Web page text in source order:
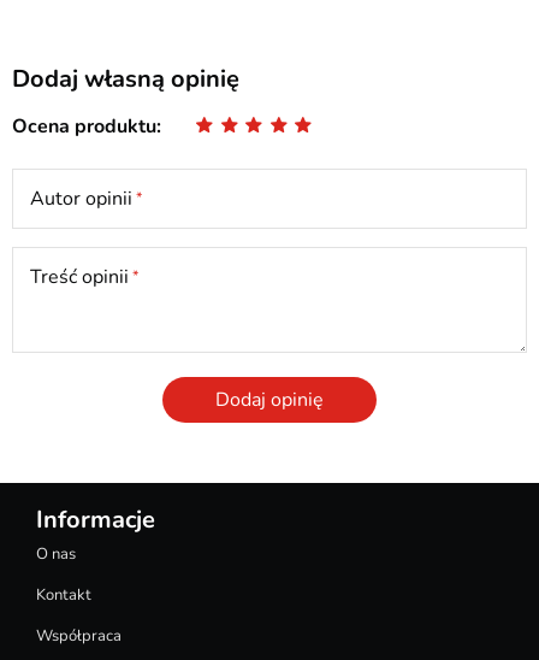
Dodaj własną opinię
Ocena produktu
Autor opinii
Treść opinii
Dodaj opinię
Informacje
O nas
Kontakt
Współpraca